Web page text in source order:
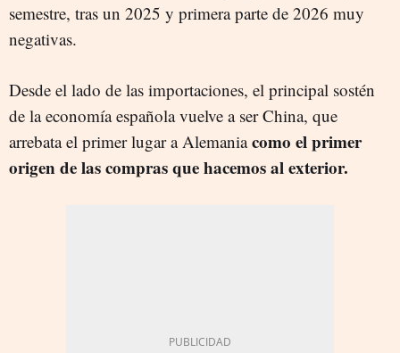
semestre, tras un 2025 y primera parte de 2026 muy
negativas.
Desde el lado de las importaciones, el principal sostén
de la economía española vuelve a ser China, que
arrebata el primer lugar a Alemaniacomo el primer
origen de las compras que hacemos al exterior.